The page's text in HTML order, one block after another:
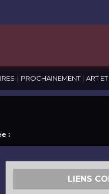
| PROCHAINEMENT | ART
:
LIENS